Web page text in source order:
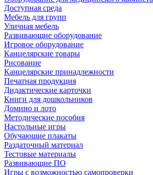
Доступная среда
Мебель для групп
Уличная мебель
Развивающие оборудование
Игровое оборудование
Канцелярские товары
Рисование
Канцелярские принадлежности
Печатная продукция
Дидактические карточки
Книги для дошкольников
Домино и лото
Методические пособия
Настольные игры
Обучающие плакаты
Раздаточный материал
Тестовые материалы
Развивающие ПО
Игры с возможностью самопроверки